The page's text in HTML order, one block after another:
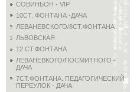
СОВИНЬОН - VIP
10СТ. ФОНТАНА -ДАЧА
ЛЕВАНЕВСКОГО/8СТ.ФОНТАНА
ЛЬВОВСКАЯ
12 СТ.ФОНТАНА
ЛЕВАНЕВКОГО/ПОСМИТНОГО -
ДАЧА
7СТ.ФОНТАНА. ПЕДАГОГИЧЕСКИЙ
ПЕРЕУЛОК - ДАЧА